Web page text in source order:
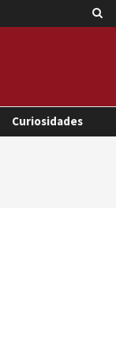
Curiosidades